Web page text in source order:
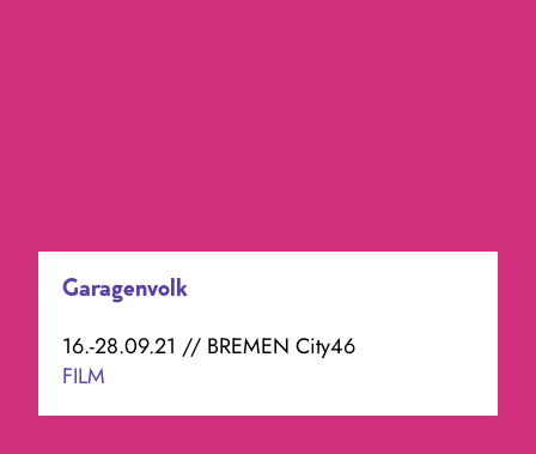
Garagenvolk
16.-28.09.21 // BREMEN City46
FILM